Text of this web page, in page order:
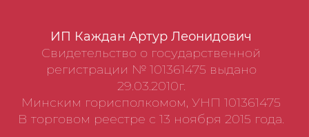
ИП Каждан Артур Леонидович
Свидетельство о государственной
регистрации № 101361475 выдано
29.03.2010г.
Минским горисполкомом, УНП 101361475
В торговом реестре с 13 ноября 2015 года.